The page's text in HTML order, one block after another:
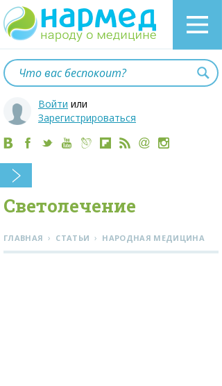
Войти или
Зарегистрироваться
Светолечение
ГЛАВНАЯ › СТАТЬИ › НАРОДНАЯ МЕДИЦИНА